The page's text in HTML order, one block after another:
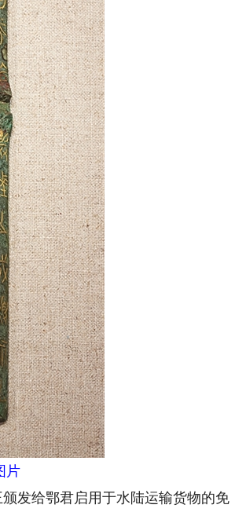
片
发给鄂君启用于水陆运输货物的免